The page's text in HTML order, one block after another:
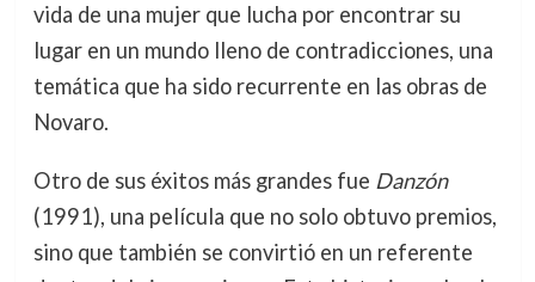
vida de una mujer que lucha por encontrar su
lugar en un mundo lleno de contradicciones, una
temática que ha sido recurrente en las obras de
Novaro.
Otro de sus éxitos más grandes fue Danzón
(1991), una película que no solo obtuvo premios,
sino que también se convirtió en un referente